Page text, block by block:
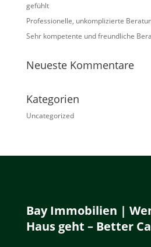
gefühlt
Professionelle, unkomplizierte
Sehr kompetente und freundliche
Neueste Kommentare
Kategorien
Uncategorized
Bay Immobilien |
Haus geht – Better